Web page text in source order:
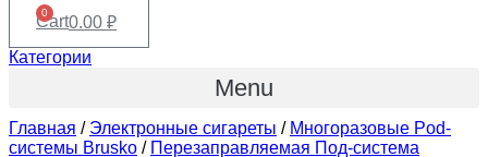
0.00 ₽
0
Cart
Категории
Menu
Главная / Электронные сигареты / Многоразовые Pod-
системы Brusko / Перезаправляемая Под-система